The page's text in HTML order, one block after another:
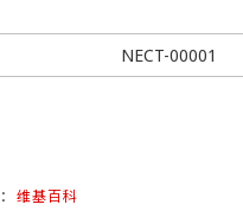
NECT-00001
维基百科